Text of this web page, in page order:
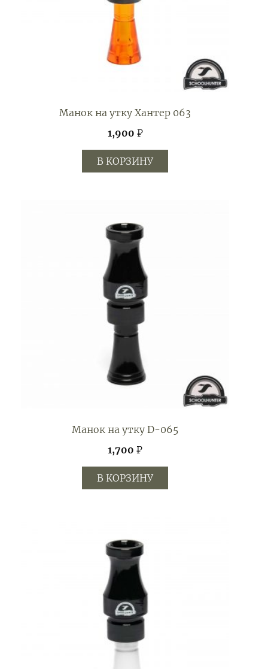
Манок на утку Хантер 063
1,900 ₽
В КОРЗИНУ
Манок на утку D-065
1,700 ₽
В КОРЗИНУ